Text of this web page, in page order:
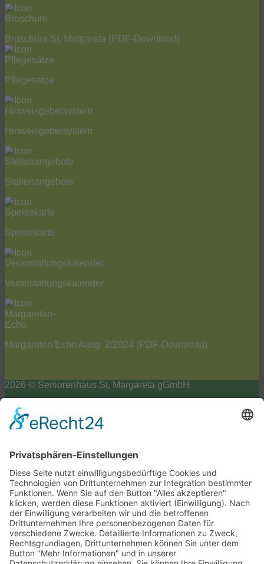
Broschüre St. Margareta (PDF-Download)
Pflegesätze
Hinweisgebersystem
Stellenangebote
Speisekarte
Veranstaltungskalender
Margareten Echo Ausg. 2/2024 (PDF-Download)
2026 © Seniorenhaus St. Margareta gGmbH
Datenschutzerklärung
Barrierefreiheits-Erklärung
Scroll
top